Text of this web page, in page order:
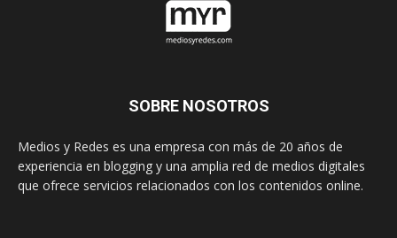
SOBRE NOSOTROS
Medios y Redes es una empresa con más de 20 años de
experiencia en blogging y una amplia red de medios digitales
que ofrece servicios relacionados con los contenidos online.